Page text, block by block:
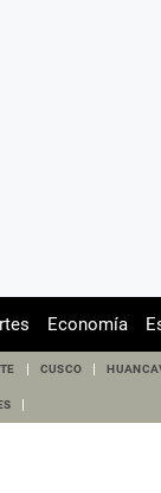
Economía
CUSCO